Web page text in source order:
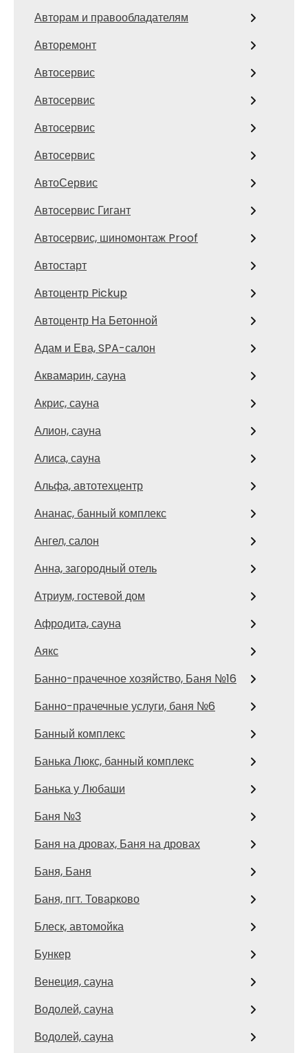
Авторам и правообладателям
Авторемонт
Автосервис
Автосервис
Автосервис
Автосервис
АвтоСервис
Автосервис Гигант
Автосервис, шиномонтаж Proof
Автостарт
Автоцентр Pickup
Автоцентр На Бетонной
Адам и Ева, SPA-салон
Аквамарин, сауна
Акрис, сауна
Алион, сауна
Алиса, сауна
Альфа, автотехцентр
Ананас, банный комплекс
Ангел, салон
Анна, загородный отель
Атриум, гостевой дом
Афродита, сауна
Аякс
Банно-прачечное хозяйство, Баня №16
Банно-прачечные услуги, баня №6
Банный комплекс
Банька Люкс, банный комплекс
Банька у Любаши
Баня №3
Баня на дровах, Баня на дровах
Баня, Баня
Баня, пгт. Товарково
Блеск, автомойка
Бункер
Венеция, сауна
Водолей, сауна
Водолей, сауна